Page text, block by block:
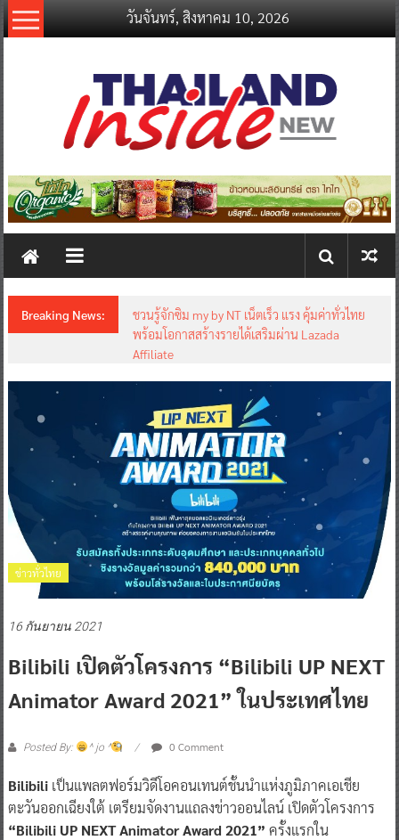
Skip
to
วันจันทร์, สิงหาคม 10, 2026
thailandinsidenew.com
Thailand
New
Breaking News:
ชวนรู้จักซิม my by NT เน็ตเร็ว แรง คุ้มค่าทั่วไทย
พร้อมโอกาสสร้างรายได้เสริมผ่าน Lazada
Affiliate
ข่าวทั่วไทย
16 กันยายน 2021
Bilibili เปิดตัวโครงการ “Bilibili UP NEXT
Animator Award 2021” ในประเทศไทย
Posted By: ^ jo ^ 0 Comment
Bilibiliเป็นแพลตฟอร์มวิดีโอคอนเทนต์ชั้นนำแห่งภูมิภาคเอเชีย
ตะวันออกเฉียงใต้ เตรียมจัดงานแถลงข่าวออนไลน์ เปิดตัวโครงการ
“Bilibili UP NEXT Animator Award 2021” ครั้งแรกใน